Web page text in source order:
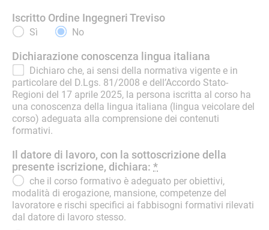
Iscritto Ordine Ingegneri Treviso
Sì No
Dichiarazione conoscenza lingua italiana
Dichiaro che, ai sensi della normativa vigente e in
particolare del D.Lgs. 81/2008 e dell’Accordo Stato-
Regioni del 17 aprile 2025, la persona iscritta al corso ha
una conoscenza della lingua italiana (lingua veicolare del
corso) adeguata alla comprensione dei contenuti
formativi.
Il datore di lavoro, con la sottoscrizione della
presente iscrizione, dichiara: *
che il corso formativo è adeguato per obiettivi,
modalità di erogazione, mansione, competenze del
lavoratore e rischi specifici ai fabbisogni formativi rilevati
dal datore di lavoro stesso.